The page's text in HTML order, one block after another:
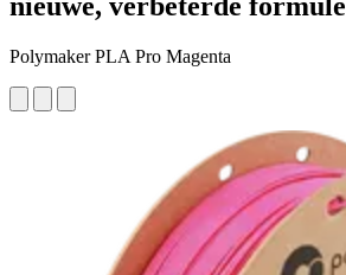
Polymaker PLA Pro Magenta